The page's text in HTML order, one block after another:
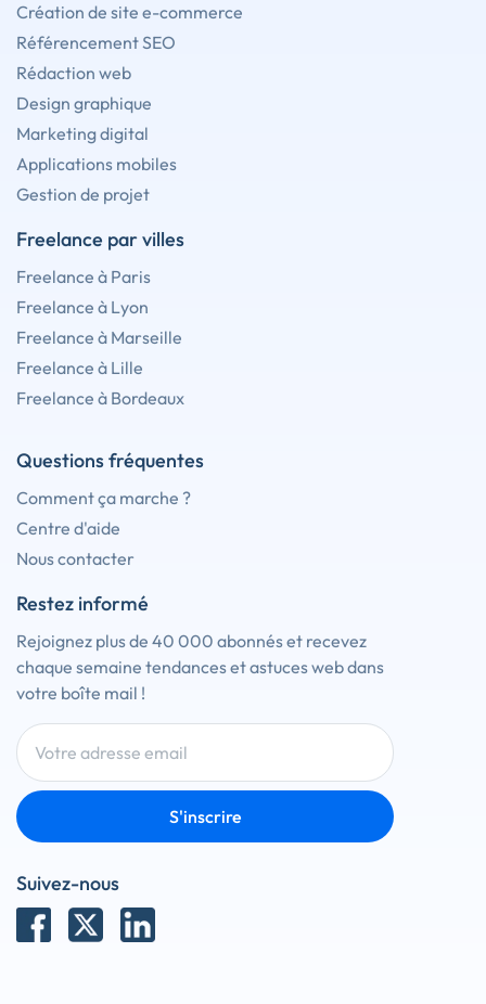
Création de site e-commerce
Référencement SEO
Rédaction web
Design graphique
Marketing digital
Applications mobiles
Gestion de projet
Freelance par villes
Freelance à Paris
Freelance à Lyon
Freelance à Marseille
Freelance à Lille
Freelance à Bordeaux
Questions fréquentes
Comment ça marche ?
Centre d'aide
Nous contacter
Restez informé
Rejoignez plus de 40 000 abonnés et recevez
chaque semaine tendances et astuces web dans
votre boîte mail !
S'inscrire
Suivez-nous